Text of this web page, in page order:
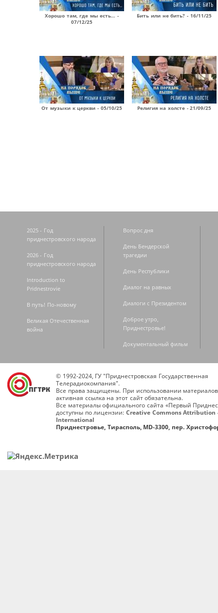
Хорошо там, где мы есть… -
07/12/25
Бить или не бить? - 16/11/25
От музыки к церкви - 05/10/25 Религия на холсте - 21/09/25
2025 - Год
приднестровского народа
2026 - Год
приднестровского народа
Introduction to
Pridnestrovie
В путь! По-новому
Великая Отечественная
война
Вопрос дня
День Бендерской
трагедии
День Республики
Диалог на равных
Диалоги с Президентом
Доброе утро,
Приднестровье!
Документальный фильм
© 1992-2024, ГУ "Приднестровская Государственная
Телерадиокомпания".
Все права защищены. При использовании
активная ссылка на этот сайт обязательна.
Все материалы официального сайта «Первый
доступны по лицензии: Creative Commons Attribution
International
Приднестровье, Тирасполь, MD-3300, пер.